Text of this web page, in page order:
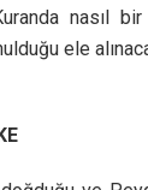
nasıl
ele